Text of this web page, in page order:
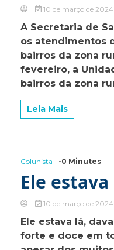
10 de março de 2024
A Secretaria de
os atendimentos
bairros da zona
fevereiro, a
bairros da zona
Leia Mais
Colunista -0 Minutes
Ele estava
10 de março de 2024
Ele estava lá,
forte e doce em